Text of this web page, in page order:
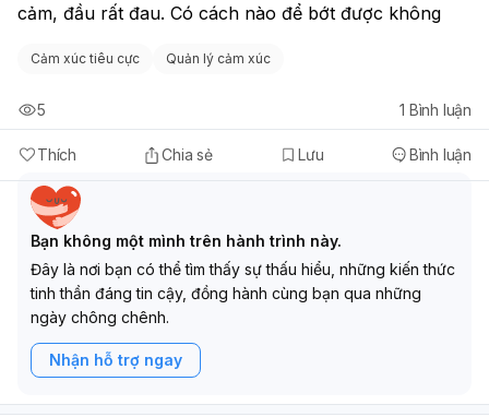
cảm, đầu rất đau. Có cách nào để bớt được không
Cảm xúc tiêu cực Quản lý cảm xúc
Thích Chia sẻ Lưu Bình luận
5 1 Bình luận
Bạn không một mình trên hành trình này.
Đây là nơi bạn có thể tìm thấy sự thấu hiểu, những kiến thức
tinh thần đáng tin cậy, đồng hành cùng bạn qua những
ngày chông chênh.
Nhận hỗ trợ ngay